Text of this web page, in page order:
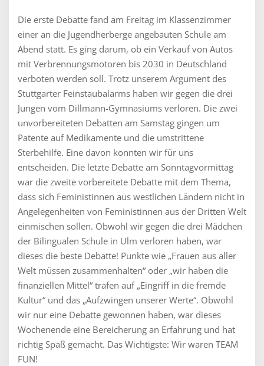
Die erste Debatte fand am Freitag im Klassenzimmer
einer an die Jugendherberge angebauten Schule am
Abend statt. Es ging darum, ob ein Verkauf von Autos
mit Verbrennungsmotoren bis 2030 in Deutschland
verboten werden soll. Trotz unserem Argument des
Stuttgarter Feinstaubalarms haben wir gegen die drei
Jungen vom Dillmann-Gymnasiums verloren. Die zwei
unvorbereiteten Debatten am Samstag gingen um
Patente auf Medikamente und die umstrittene
Sterbehilfe. Eine davon konnten wir für uns
entscheiden. Die letzte Debatte am Sonntagvormittag
war die zweite vorbereitete Debatte mit dem Thema,
dass sich Feministinnen aus westlichen Ländern nicht in
Angelegenheiten von Feministinnen aus der Dritten Welt
einmischen sollen. Obwohl wir gegen die drei Mädchen
der Bilingualen Schule in Ulm verloren haben, war
dieses die beste Debatte! Punkte wie „Frauen aus aller
Welt müssen zusammenhalten“ oder „wir haben die
finanziellen Mittel“ trafen auf „Eingriff in die fremde
Kultur“ und das „Aufzwingen unserer Werte“. Obwohl
wir nur eine Debatte gewonnen haben, war dieses
Wochenende eine Bereicherung an Erfahrung und hat
richtig Spaß gemacht. Das Wichtigste: Wir waren TEAM
FUN!